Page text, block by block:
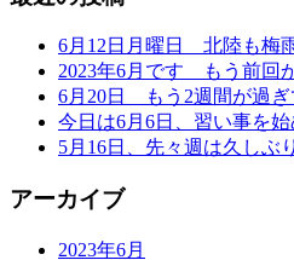
6月12日月曜日 北陸も梅
2023年6月です もう前回
6月20日 もう2週間が過
今日は6月6日、習い事を
5月16日、先々週は久しぶ
アーカイブ
2023年6月